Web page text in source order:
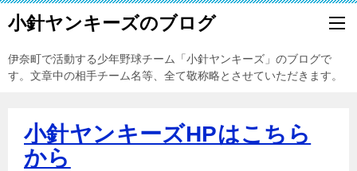
小針ヤンキーズのブログ
伊奈町で活動する少年野球チーム「小針ヤンキーズ」のブログで
す。文章中の相手チーム名等、全て敬称略とさせていただきます。
小針ヤンキーズHPはこちら
から